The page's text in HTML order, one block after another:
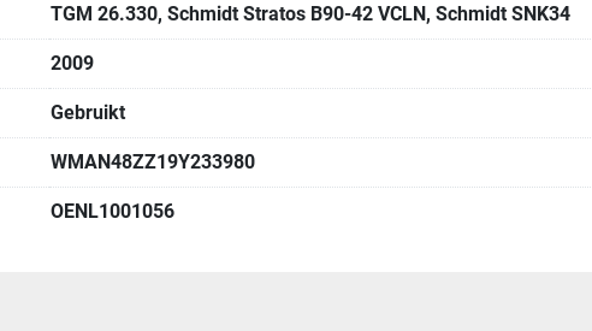
TGM 26.330, Schmidt Stratos B90-42 VCLN, Schmidt SNK34
2009
Gebruikt
WMAN48ZZ19Y233980
OENL1001056